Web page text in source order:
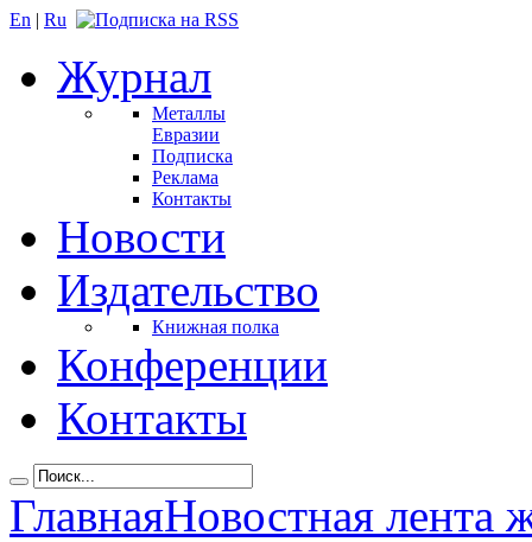
En | Ru
Журнал
Металлы
Евразии
Подписка
Реклама
Контакты
Новости
Издательство
Книжная полка
Конференции
Контакты
ГлавнаяНовостная лента